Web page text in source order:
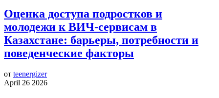
Оценка доступа подростков и
молодежи к ВИЧ-сервисам в
Казахстане: барьеры, потребности и
поведенческие факторы
от teenergizer
April 26 2026